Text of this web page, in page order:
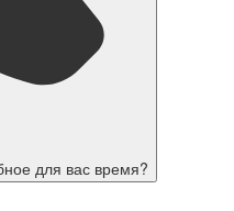
для вас время?